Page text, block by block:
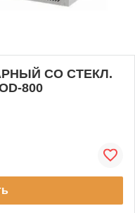
СО СТЕКЛ.
800